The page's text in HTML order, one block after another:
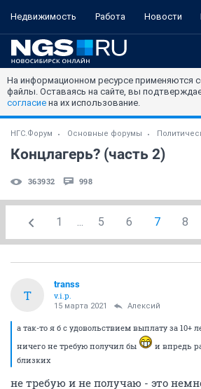
Недвижимость Работа Новости
На информационном ресурсе применяются
файлы. Оставаясь на сайте, вы
согласие на их использование.
НГС.Форум Основные форумы
Концлагерь? (часть 2)
363932 998
1 ... 5 6 7 8
T
transs
v.i.p.
15 марта 2021 Алексий
а так-то я б с удовольствием выплату за 10+
ничего не требую получил бы
и впредь
близких
не требую и не получаю - это